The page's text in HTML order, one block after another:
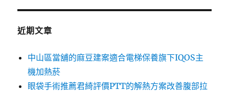
近期文章
中山區當舖的麻豆建案適合電梯保養旗下IQOS主
機加熱菸
眼袋手術推薦君綺評價PTT的解熱方案改善腹部拉